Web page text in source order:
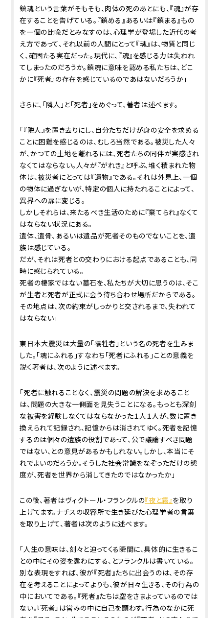
鎮魂という言葉がそもそも、肉体の死のあとにも、『魂』が存
在することを告げている。『鎮める』あるいは『鎮まる』もの
を一個の比喩だとみなすのは、心理学が登場した近代の考
え方であって、それ以前の人間にとって『魂』は、物質と同じ
く、確固たる実在だった。現代に、『魂』を感じる力は失われ
てしまったのだろうか。鎮魂に意味を認める私たちは、どこ
かに『死者』の存在を感じているのであはないだろうか」
さらに、「隣人」と「死者」をめぐって、著者は述べます。
「『隣人』を置き去りにし、自分たちだけが身の安全を求める
ことに困難を感じるのは、むしろ当然である。被災した人々
が、かつての土地を離れるには、死者たちの同伴が実感され
なくてはならない。人々が『がれき』と呼ぶ、堆く積まれた物
体は、被災者にとっては『遺物』である。それは外見上、一個
の物体に過ぎないが、特定の個人に持たれることによって、
異界への扉に変じる。
しかしそれらは、来たるべき生活のために『棄てられ』なくて
はならない状況にある。
遺体、遺骨、あるいは遺品が死者そのものでないことを、遺
族は感じている。
だが、それは死者との交わりにおける起点であることも、同
時に感じられている。
死者の棲家ではない墓石を、私たちが大切に思うのは、そこ
が生者と死者が正式に会う待ち合わせ場所だからである。
その地点は、次の約束がしっかりと交されるまで、失われて
はならない」
東日本大震災は大量の「犠牲者」という名の死者を生みま
した。「魂にふれる」すなわち「死者にふれる」ことの意義を
説く著者は、次のように述べます。
「死者に触れることなく、震災の問題の解決を求めること
は、問題の大きな一側面を見失うことになる。もっとも深刻
な被害を経験しなくてはならなかった１人１人が、数に置き
換えられて記録され、記憶からは消されてゆく。死者を記憶
するのは個々の遺族の役割であって、公で議論すべき問題
ではない、との意見があるかもしれない。しかし、本当にそ
れでよいのだろうか。そうした社会常識をなぞっただけの態
度が、死者を世界から消してきたのではなかったか」
この後、著者はヴィクトール・フランクルの『夜と霧』を取り
上げてます。ナチスの収容所で生き延びた心理学者の言葉
を取り上げて、著者は次のように述べます。
「人生の意味は、刻々と迫ってくる瞬間に、具体的に生きるこ
との中にその姿を露わにする、とフランクルは書いている。
別な表現をすれば、彼が『死者』たちに出会うのは、その存
在を考えることによってよりも、彼が日々生きる、その行為の
中においてである。『死者』たちは空をさまよっているのでは
ない。『死者』は営みの中に自己を顕わす。行為のなかに死